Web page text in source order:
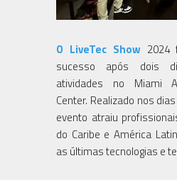
O LiveTec Show2024
sucesso após dois
atividades no Miami
Center. Realizado nos
evento atraiu
do Caribe e América
as últimas tecnologias e